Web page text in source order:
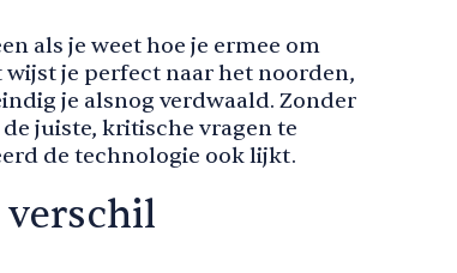
als je weet hoe je ermee om
wijst je perfect naar het noorden,
je alsnog verdwaald. Zonder
juiste, kritische vragen te
de technologie ook lijkt.
verschil